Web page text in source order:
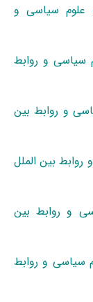
علوم سیاسی و
سیاسی و روابط
و روابط بین
بین الملل
و روابط بین
سیاسی و روابط